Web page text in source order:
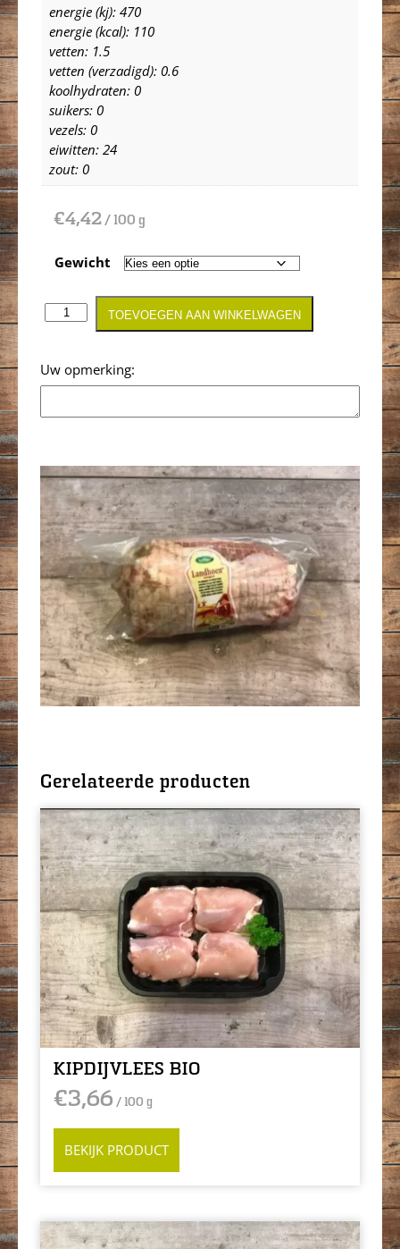
energie (kj): 470
energie (kcal): 110
vetten: 1.5
vetten (verzadigd): 0.6
koolhydraten: 0
suikers: 0
vezels: 0
eiwitten: 24
zout: 0
€4,42/ 100 g
Gewicht
Opmerking
TOEVOEGEN AAN WINKELWAGEN
Gerelateerde producten
KIPDIJVLEES BIO
€3,66 / 100 g
BEKIJK PRODUCT